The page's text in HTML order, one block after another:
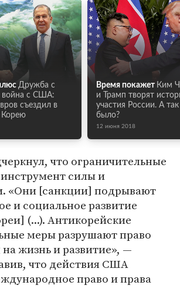
Дружба с
война с США:
съездил в
Корею
Время покажет Ким
и Трамп творят
участия России. А
было?
12 июня 2018
что ограничительные
силы и
«Они [санкции] подрывают
и социальное развитие
(...). Антикорейские
меры разрушают право
жизнь и развитие», —
что действия США
право и права